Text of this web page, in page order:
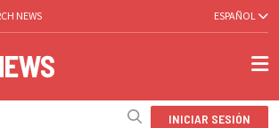
NEWS ESPAÑOL
INICIAR SESIÓN